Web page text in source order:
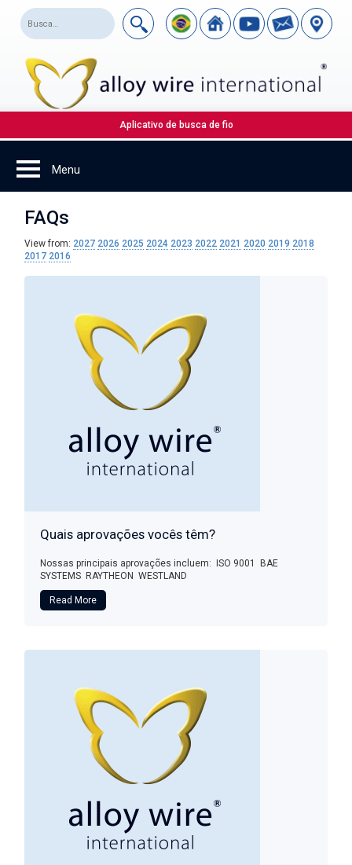
Aplicativo de busca de fio
FAQs
View from: 2027 2026 2025 2024 2023 2022 2021 2020 2019 2018
2017 2016
Quais aprovações vocês têm?
Nossas principais aprovações incluem: ISO 9001 BAE
SYSTEMS RAYTHEON WESTLAND
Read More